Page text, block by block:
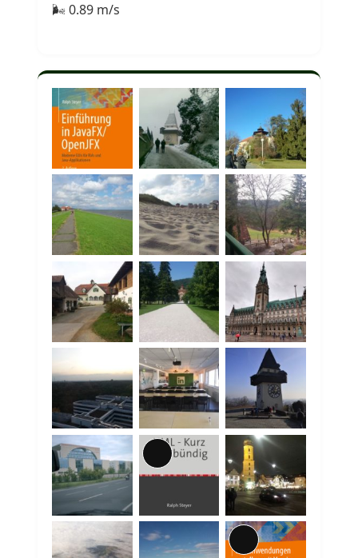
🌬 0.89 m/s
Lange
Beschreibung
Lange